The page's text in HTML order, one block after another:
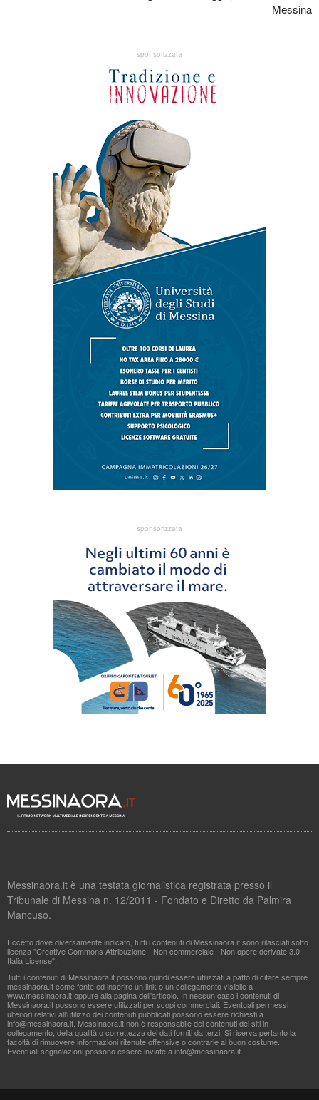
Messina
sponsorizzata
sponsorizzata
Messinaora.it è una testata giornalistica registrata presso il
Tribunale di Messina n. 12/2011 - Fondato e Diretto da Palmira
Mancuso.
Eccetto dove diversamente indicato, tutti i contenuti di Messinaora.it sono rilasciati sotto
licenza "Creative Commons Attribuzione - Non commerciale - Non opere derivate 3.0
Italia License".
Tutti i contenuti di Messinaora.it possono quindi essere utilizzati a patto di citare sempre
messinaora.it come fonte ed inserire un link o un collegamento visibile a
www.messinaora.it oppure alla pagina dell'articolo. In nessun caso i contenuti di
Messinaora.it possono essere utilizzati per scopi commerciali. Eventuali permessi
ulteriori relativi all'utilizzo dei contenuti pubblicati possono essere richiesti a
info@messinaora.it . Messinaora.it non è responsabile dei contenuti dei siti in
collegamento, della qualità o correttezza dei dati forniti da terzi. Si riserva pertanto la
facoltà di rimuovere informazioni ritenute offensive o contrarie al buon costume.
Eventuali segnalazioni possono essere inviate ainfo@messinaora.it